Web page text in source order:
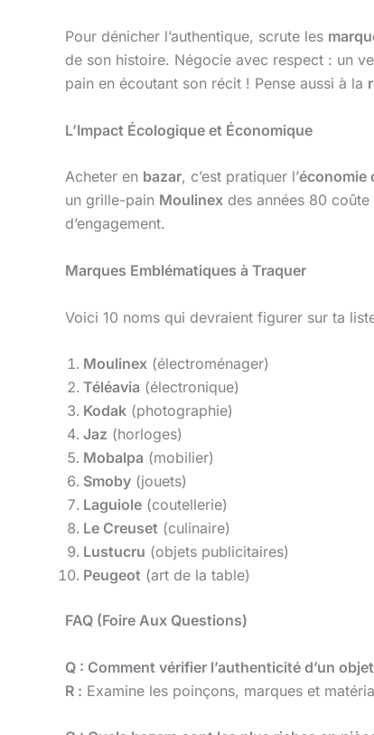
Pour dénicher l’authentique, scrute les
de son histoire. Négocie avec respect : un
pain en écoutant son récit ! Pense aussi à la
L’Impact Écologique et Économique
Acheter en bazar, c’est pratiquer l’économie
un grille-pain Moulinex des années 80
d’engagement.
Marques Emblématiques à Traquer
Voici 10 noms qui devraient figurer sur ta
Moulinex (électroménager)
Téléavia (électronique)
Kodak (photographie)
Jaz (horloges)
Mobalpa (mobilier)
Smoby (jouets)
Laguiole (coutellerie)
Le Creuset (culinaire)
Lustucru (objets publicitaires)
Peugeot (art de la table)
FAQ (Foire Aux Questions)
Q : Comment vérifier l’authenticité d’un
R : Examine les poinçons, marques et